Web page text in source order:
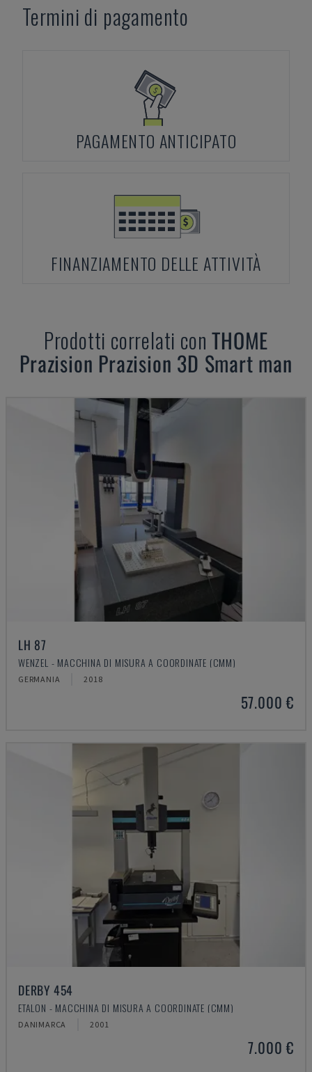
Termini di pagamento
PAGAMENTO ANTICIPATO
FINANZIAMENTO DELLE ATTIVITÀ
Prodotti correlati conTHOME
Prazision Prazision 3D Smart man
LH 87
WENZEL - MACCHINA DI MISURA A COORDINATE (CMM)
GERMANIA 2018
57.000 €
DERBY 454
ETALON - MACCHINA DI MISURA A COORDINATE (CMM)
DANIMARCA 2001
7.000 €